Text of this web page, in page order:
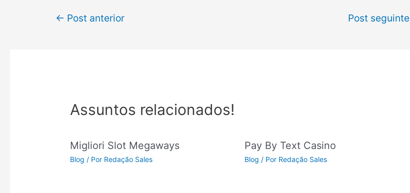
← Post anterior Post seguinte
Assuntos relacionados!
Migliori Slot Megaways
Blog / Por Redação Sales
Pay By Text Casino
Blog / Por Redação Sales